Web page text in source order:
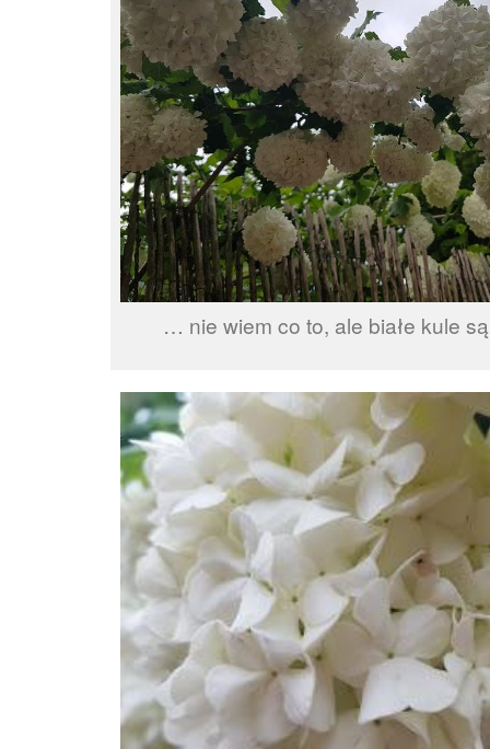
… nie wiem co to, ale białe kule